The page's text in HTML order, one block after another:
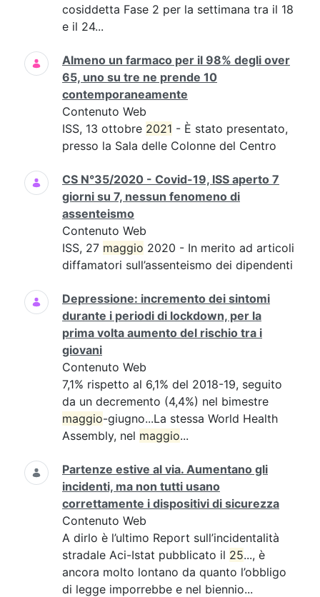
cosiddetta Fase 2 per la settimana tra il 18
e il 24...
Almeno un farmaco per il 98% degli over
65, uno su tre ne prende 10
contemporaneamente
Contenuto Web
ISS, 13 ottobre 2021 - È stato presentato,
presso la Sala delle Colonne del Centro
CS N°35/2020 - Covid-19, ISS aperto 7
giorni su 7, nessun fenomeno di
assenteismo
Contenuto Web
ISS, 27 maggio 2020 - In merito ad articoli
diffamatori sull’assenteismo dei dipendenti
Depressione: incremento dei sintomi
durante i periodi di lockdown, per la
prima volta aumento del rischio tra i
giovani
Contenuto Web
7,1% rispetto al 6,1% del 2018-19, seguito
da un decremento (4,4%) nel bimestre
maggio-giugno...La stessa World Health
Assembly, nel maggio...
Partenze estive al via. Aumentano gli
incidenti, ma non tutti usano
correttamente i dispositivi di sicurezza
Contenuto Web
A dirlo è l’ultimo Report sull’incidentalità
stradale Aci-Istat pubblicato il 25..., è
ancora molto lontano da quanto l’obbligo
di legge imporrebbe e nel biennio...